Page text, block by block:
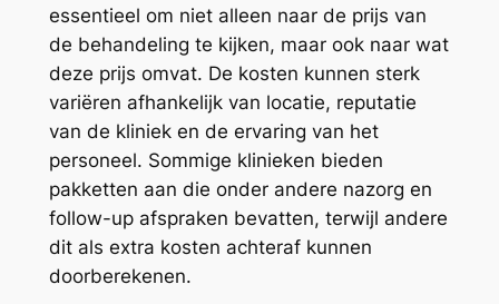
essentieel om niet alleen naar de prijs van
de behandeling te kijken, maar ook naar wat
deze prijs omvat. De kosten kunnen sterk
variëren afhankelijk van locatie, reputatie
van de kliniek en de ervaring van het
personeel. Sommige klinieken bieden
pakketten aan die onder andere nazorg en
follow-up afspraken bevatten, terwijl andere
dit als extra kosten achteraf kunnen
doorberekenen.